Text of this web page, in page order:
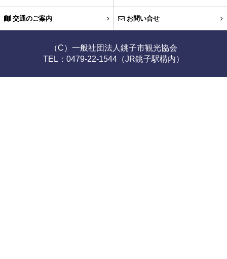
交通のご案内 お問い合せ
（C）一般社団法人銚子市観光協会
TEL：0479-22-1544（JR銚子駅構内）